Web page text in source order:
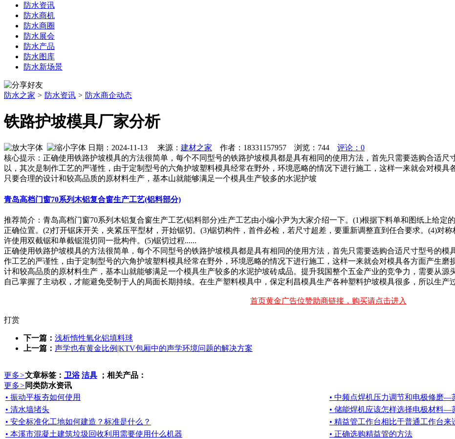
防水资讯
防水商机
防水商圈
防水展会
防水产品
防水图库
防水新场景
防水之家 > 防水资讯 > 防水商企动态
铁路护坡模具厂家分析
日期：2024-11-13 来源： 建材之家 作者：18331157957 浏览： 744
评论：0
核心提示：正确使用铁路护坡模具的方法很简单，每个不同型号的铁路护坡模具都是具有相同的使用方法，首先只需要选购合适
以，其次是制作工艺的严谨性，由于定制型号的六角护坡塑料模具经常在野外，环境恶略的情况下进行施工，这样一来就会对模具
只要合理的设计和较高品质的原材料生产，基本山就能够满足一个模具生产较多的水泥护坡
青岛高档门窗70系列木铝复合窗生产工艺(铝料部分)
推荐简介：青岛高档门窗70系列木铝复合窗生产工艺(铝料部分)生产工艺由小编小尹为大家介绍一下。(1)根据下料单和图纸上给定
正确位置。(2)打开锯床开关，夹紧压平型材，开始锯切。(3)锯切构件，首件必检，若尺寸超差，要重新调整直到任合要求。(4)对
许使用双截锯和单截锯混切同一批构件。(5)锯切过程......
正确使用铁路护坡模具的方法很简单，每个不同型号的铁路护坡模具都是具有相同的使用方法，首先只需要选购合适尺寸型号的模
作工艺的严谨性，由于定制型号的六角护坡塑料模具经常在野外，环境恶略的情况下进行施工，这样一来就会对模具各方面产生
计和较高品质的原材料生产，基本山就能够满足一个模具生产较多的水泥护坡砖成品。提升我国整个五金产业的竞争力，需要从源
自己掌握了主动权，才能避免受制于人的局面长期持续。在生产塑料模具中，保定利昌模具生产各种塑料护坡模具很多，所以生产
首页黄金广告位赞助商链接，购买请点击进入
打赏
下一篇： 浅析惰性氧化铝填料球
上一篇： 声学也有黄金比例|KTV包厢中的声学环境问题的解决方案
更多>文章标签： 卫浴 洁具 ；相关产品：
更多> 同类防水资讯
• 振动平板夯如何使用
• 中频点焊机压力调节和电极修磨—
• 清水墙堵头
• 储能焊机应该怎样选择电极材料—
• 安全标准化工地如何建造？标准是什么？
• 精益管工作台相比于普通工作台来
• 本溪市混凝土建筑垃圾回收利用需要使用什么机器
• 正确选购精益管的方法